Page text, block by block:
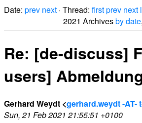
Date: prev next · Thread: firstprev next
2021 Archivesby date,
Re: [de-discuss]
users]
Gerhard Weydt <gerhard.weydt -AT-
Sun, 21 Feb 2021 21:55:51 +0100